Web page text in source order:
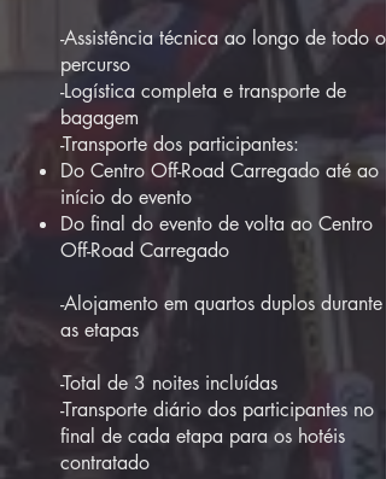
-Assistência técnica ao longo de todo o
percurso
-Logística completa e transporte de
bagagem
-Transporte dos participantes:
Do Centro Off-Road Carregado até ao
início do evento
Do final do evento de volta ao Centro
Off-Road Carregado
-Alojamento em quartos duplos durante
as etapas
-Total de 3 noites incluídas​
-Transporte diário dos participantes no
final de cada etapa para os hotéis
contratado​​